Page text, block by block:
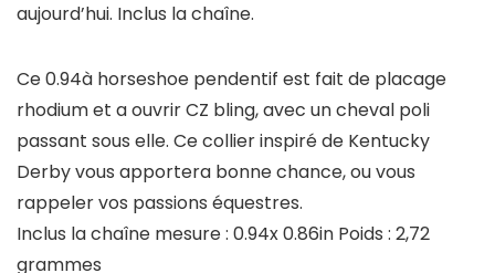
aujourd’hui. Inclus la chaîne.
Ce 0.94à horseshoe pendentif est fait de placage
rhodium et a ouvrir CZ bling, avec un cheval poli
passant sous elle. Ce collier inspiré de Kentucky
Derby vous apportera bonne chance, ou vous
rappeler vos passions équestres.
Inclus la chaîne mesure : 0.94x 0.86in Poids : 2,72
grammes